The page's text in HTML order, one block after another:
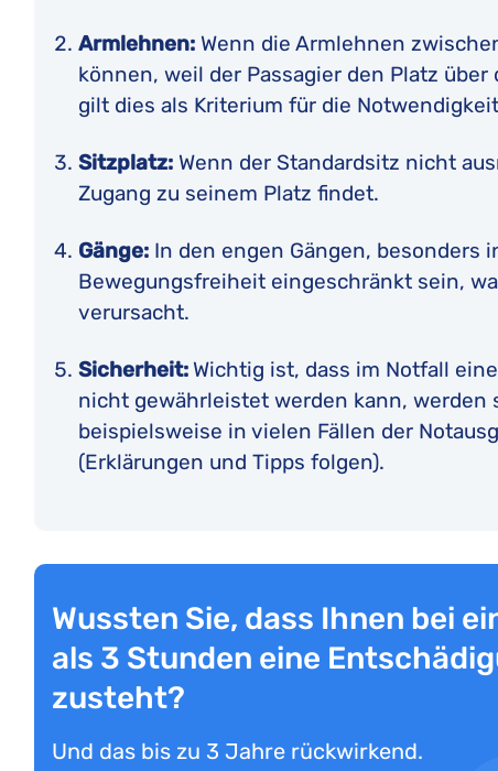
Armlehnen: Wenn die Armlehnen
können, weil der Passagier den Platz
gilt dies als Kriterium für die
Sitzplatz: Wenn der Standardsitz nicht
Zugang zu seinem Platz findet.
Gänge: In den engen Gängen, besonders
Bewegungsfreiheit eingeschränkt sein,
verursacht.
Sicherheit: Wichtig ist, dass im Notfall
nicht gewährleistet werden kann, werden
beispielsweise in vielen Fällen der
(Erklärungen und Tipps folgen).
Wussten Sie, dass Ihnen bei
als 3 Stunden eine
zusteht?
Und das bis zu 3 Jahre rückwirkend.